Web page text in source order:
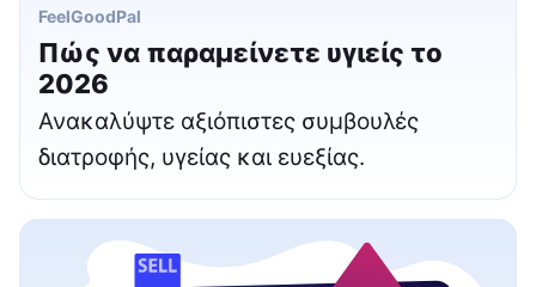
FeelGoodPal
Πώς να παραμείνετε υγιείς το
2026
Ανακαλύψτε αξιόπιστες συμβουλές
διατροφής, υγείας και ευεξίας.